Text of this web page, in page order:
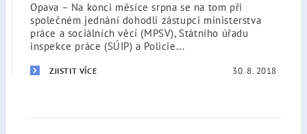
Opava – Na konci měsíce srpna se na tom při
společném jednání dohodli zástupci ministerstva
práce a sociálních věcí (MPSV), Státního úřadu
inspekce práce (SÚIP) a Policie...
ZJISTIT VÍCE 30. 8. 2018